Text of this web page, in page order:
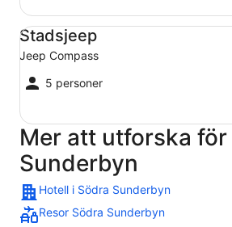
Stadsjeep
Jeep Compass
5 personer
Stadsjeep Jeep Compass
Mer att utforska för
Sunderbyn
Hotell i Södra Sunderbyn
Resor Södra Sunderbyn